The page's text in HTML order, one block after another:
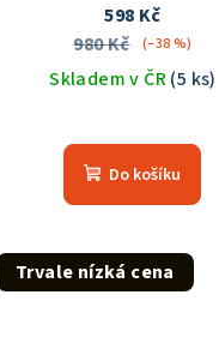
598 Kč
980 Kč
(–38 %)
Skladem v ČR(5 ks)
hodnocení
produktu
je
z
5
Do košíku
Trvale nízká cena